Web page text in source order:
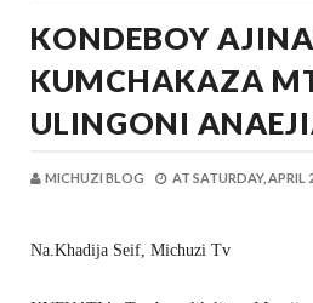
KONDEBOY
KUMCHAKAZA
ULINGONI
MICHUZI BLOG AT SATURDAY, APRIL
Na.Khadija Seif, Michuzi Tv